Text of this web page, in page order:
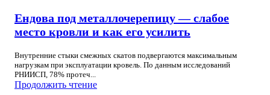
Ендова под металлочерепицу — слабое
место кровли и как его усилить
Внутренние стыки смежных скатов подвергаются максимальным
нагрузкам при эксплуатации кровель. По данным исследований
РНИИСП, 78% протеч...
Продолжить чтение